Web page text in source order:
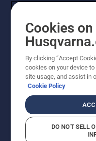
© Husqvarna AB
den Preisangaben
Preisempfehlungen
Preisempfehlungen
den
Cookie-Richtlinie
Cookies on
By clicking “Accept
cookies on your device
site usage, and assist in
Cookie Policy
DO NOT SELL